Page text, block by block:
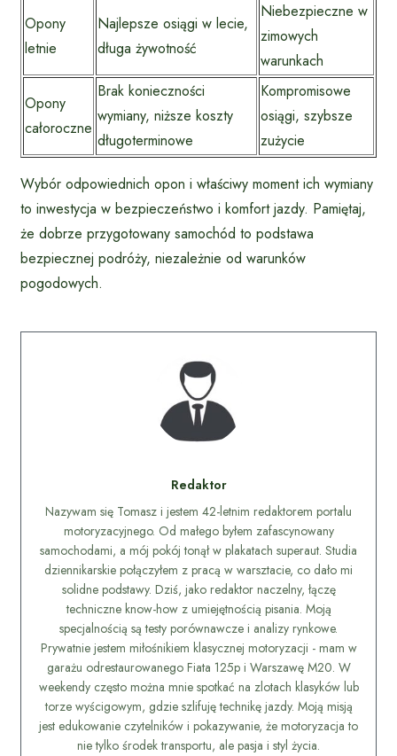
Opony
letnie
Najlepsze osiągi w lecie,
długa żywotność
Niebezpieczne w
zimowych
warunkach
Opony
całoroczne
Brak konieczności
wymiany, niższe koszty
długoterminowe
Kompromisowe
osiągi, szybsze
zużycie
Wybór odpowiednich opon i właściwy moment ich wymiany
to inwestycja w bezpieczeństwo i komfort jazdy. Pamiętaj,
że dobrze przygotowany samochód to podstawa
bezpiecznej podróży, niezależnie od warunków
pogodowych.
Redaktor
Nazywam się Tomasz i jestem 42-letnim redaktorem portalu
motoryzacyjnego. Od małego byłem zafascynowany
samochodami, a mój pokój tonął w plakatach superaut. Studia
dziennikarskie połączyłem z pracą w warsztacie, co dało mi
solidne podstawy. Dziś, jako redaktor naczelny, łączę
techniczne know-how z umiejętnością pisania. Moją
specjalnością są testy porównawcze i analizy rynkowe.
Prywatnie jestem miłośnikiem klasycznej motoryzacji - mam w
garażu odrestaurowanego Fiata 125p i Warszawę M20. W
weekendy często można mnie spotkać na zlotach klasyków lub
torze wyścigowym, gdzie szlifuję technikę jazdy. Moją misją
jest edukowanie czytelników i pokazywanie, że motoryzacja to
nie tylko środek transportu, ale pasja i styl życia.